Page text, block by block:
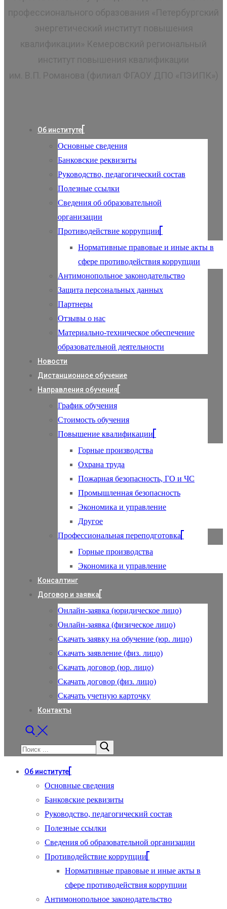
профессионального образования «Петербургский
энергетический институт повышения
квалификации» Кемеровский региональный
институт повышения квалификации
им. В.П. Романова (филиал ФГАОУ ДПО «ПЭИПК»)
Об институте
Основные сведения
Банковские реквизиты
Руководство, педагогический состав
Полезные ссылки
Сведения об образовательной
организации
Противодействие коррупции
Нормативные правовые и иные акты в
сфере противодействия коррупции
Антимонопольное законодательство
Защита персональных данных
Партнеры
Отзывы о нас
Материально-техническое обеспечение
образовательной деятельности
Новости
Дистанционное обучение
Направления обучения
График обучения
Стоимость обучения
Повышение квалификации
Горные производства
Охрана труда
Пожарная безопасность, ГО и ЧС
Промышленная безопасность
Экономика и управление
Другое
Профессиональная переподготовка
Горные производства
Экономика и управление
Консалтинг
Договор и заявка
Онлайн-заявка (юридическое лицо)
Онлайн-заявка (физическое лицо)
Скачать заявку на обучение (юр. лицо)
Скачать заявление (физ. лицо)
Скачать договор (юр. лицо)
Скачать договор (физ. лицо)
Скачать учетную карточку
Контакты
Найти:
Об институте
Основные сведения
Банковские реквизиты
Руководство, педагогический состав
Полезные ссылки
Сведения об образовательной организации
Противодействие коррупции
Нормативные правовые и иные акты в
сфере противодействия коррупции
Антимонопольное законодательство